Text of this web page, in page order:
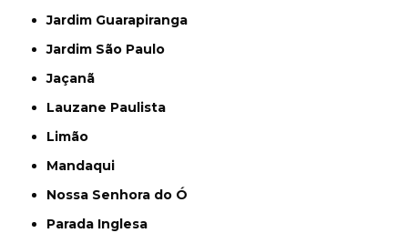
Jardim Guarapiranga
Jardim São Paulo
Jaçanã
Lauzane Paulista
Limão
Mandaqui
Nossa Senhora do Ó
Parada Inglesa